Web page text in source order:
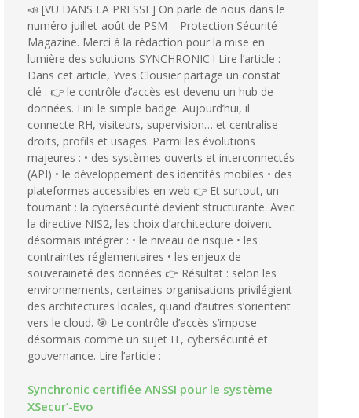
📣 [VU DANS LA PRESSE] On parle de nous dans le
numéro juillet-août de PSM – Protection Sécurité
Magazine. Merci à la rédaction pour la mise en
lumière des solutions SYNCHRONIC ! Lire l’article :
Dans cet article, Yves Clousier partage un constat
clé : 👉 le contrôle d’accès est devenu un hub de
données. Fini le simple badge. Aujourd’hui, il
connecte RH, visiteurs, supervision… et centralise
droits, profils et usages. Parmi les évolutions
majeures : • des systèmes ouverts et interconnectés
(API) • le développement des identités mobiles • des
plateformes accessibles en web 👉 Et surtout, un
tournant : la cybersécurité devient structurante. Avec
la directive NIS2, les choix d’architecture doivent
désormais intégrer : • le niveau de risque • les
contraintes réglementaires • les enjeux de
souveraineté des données 👉 Résultat : selon les
environnements, certaines organisations privilégient
des architectures locales, quand d’autres s’orientent
vers le cloud. 🎯 Le contrôle d’accès s’impose
désormais comme un sujet IT, cybersécurité et
gouvernance. Lire l’article :
Synchronic certifiée ANSSI pour le système
XSecur’-Evo